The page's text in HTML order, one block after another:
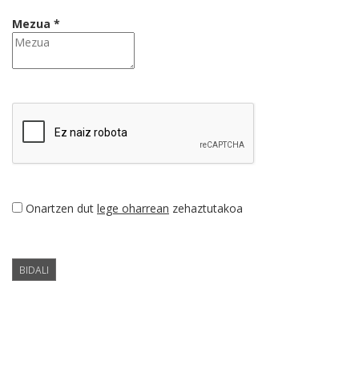
Mezua *
Onartzen dut lege oharrean zehaztutakoa
BIDALI